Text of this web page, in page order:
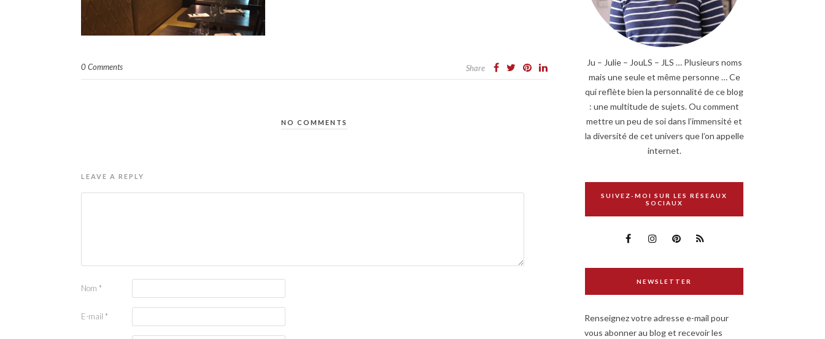
0 Comments Share
NO COMMENTS
LEAVE A REPLY
Nom *
E-mail *
Ju – Julie – JouLS – JLS … Plusieurs noms
mais une seule et même personne … Ce
qui reflète bien la personnalité de ce blog
: une multitude de sujets. Ou comment
mettre un peu de soi dans l’immensité et
la diversité de cet univers que l’on appelle
internet.
SUIVEZ-MOI SUR LES RÉSEAUX
SOCIAUX
NEWSLETTER
Renseignez votre adresse e-mail pour
vous abonner au blog et recevoir les